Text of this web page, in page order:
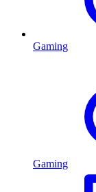
Gaming
Gaming